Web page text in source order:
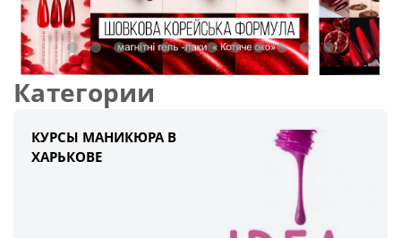
Категории
КУРСЫ МАНИКЮРА В
ХАРЬКОВЕ